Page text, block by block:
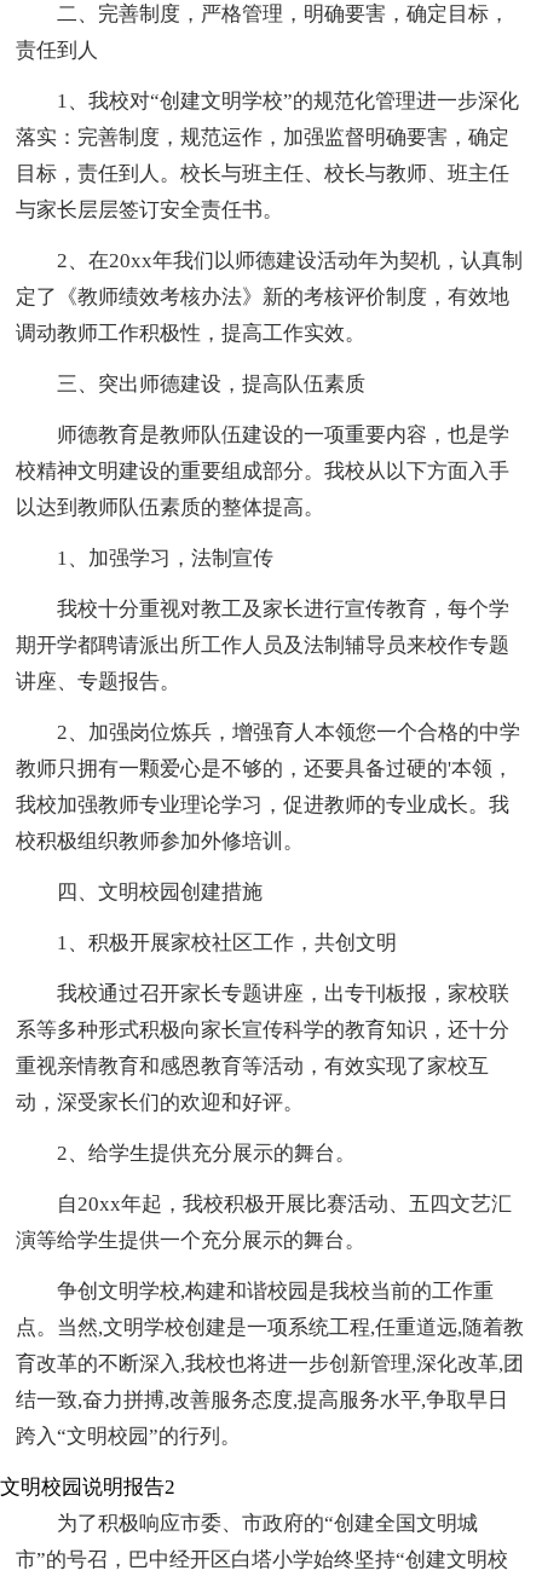
二、完善制度，严格管理，明确要害，确定目标，
责任到人
1、我校对“创建文明学校”的规范化管理进一步深化
落实：完善制度，规范运作，加强监督明确要害，确定
目标，责任到人。校长与班主任、校长与教师、班主任
与家长层层签订安全责任书。
2、在20xx年我们以师德建设活动年为契机，认真制
定了《教师绩效考核办法》新的考核评价制度，有效地
调动教师工作积极性，提高工作实效。
三、突出师德建设，提高队伍素质
师德教育是教师队伍建设的一项重要内容，也是学
校精神文明建设的重要组成部分。我校从以下方面入手
以达到教师队伍素质的整体提高。
1、加强学习，法制宣传
我校十分重视对教工及家长进行宣传教育，每个学
期开学都聘请派出所工作人员及法制辅导员来校作专题
讲座、专题报告。
2、加强岗位炼兵，增强育人本领您一个合格的中学
教师只拥有一颗爱心是不够的，还要具备过硬的'本领，
我校加强教师专业理论学习，促进教师的专业成长。我
校积极组织教师参加外修培训。
四、文明校园创建措施
1、积极开展家校社区工作，共创文明
我校通过召开家长专题讲座，出专刊板报，家校联
系等多种形式积极向家长宣传科学的教育知识，还十分
重视亲情教育和感恩教育等活动，有效实现了家校互
动，深受家长们的欢迎和好评。
2、给学生提供充分展示的舞台。
自20xx年起，我校积极开展比赛活动、五四文艺汇
演等给学生提供一个充分展示的舞台。
争创文明学校,构建和谐校园是我校当前的工作重
点。当然,文明学校创建是一项系统工程,任重道远,随着教
育改革的不断深入,我校也将进一步创新管理,深化改革,团
结一致,奋力拼搏,改善服务态度,提高服务水平,争取早日
跨入“文明校园”的行列。
文明校园说明报告2
为了积极响应市委、市政府的“创建全国文明城
市”的号召，巴中经开区白塔小学始终坚持“创建文明校